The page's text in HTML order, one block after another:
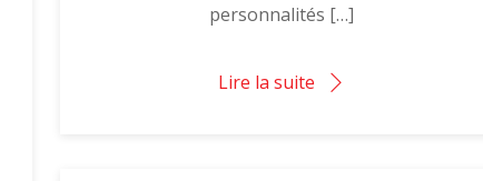
personnalités […]
Lire la suite